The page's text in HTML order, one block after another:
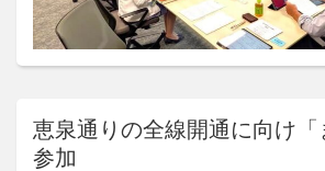
恵泉通りの全線開通に向け「
参加